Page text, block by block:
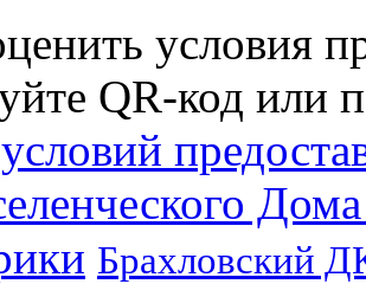
условия
QR-код или
Брахловский